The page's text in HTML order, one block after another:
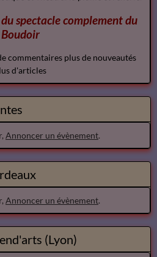
spectaclecomplementdu
Boudoir
commentaires plus de nouveautés
d'articles
Annoncer un évènement.
Annoncer un évènement.
(Lyon)